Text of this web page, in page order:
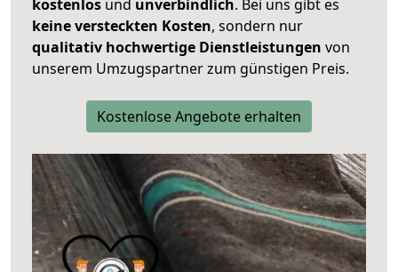
kostenlos und unverbindlich. Bei uns gibt es
keine versteckten Kosten, sondern nur
qualitativ hochwertige Dienstleistungen von
unserem Umzugspartner zum günstigen Preis.
Kostenlose Angebote erhalten